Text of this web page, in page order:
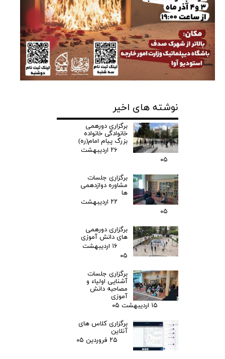
نوشته های اخیر
برگزاری دورهمی
خانوادگی خانواده
بزرگ پیام امام(ره)
۲۶ اردیبهشت
۰۵
برگزاری جلسات
مشاوره دوازدهمی
ها
۲۲ اردیبهشت
۰۵
برگزاری دورهمی
های دانش آموزی
۱۶ اردیبهشت
۰۵
برگزاری جلسات
آشنایی اولیاء و
مصاحبه دانش
آموزی
۱۵ اردیبهشت ۰۵
برگزاری کلاس های
آنلاین
۲۵ فروردین ۰۵